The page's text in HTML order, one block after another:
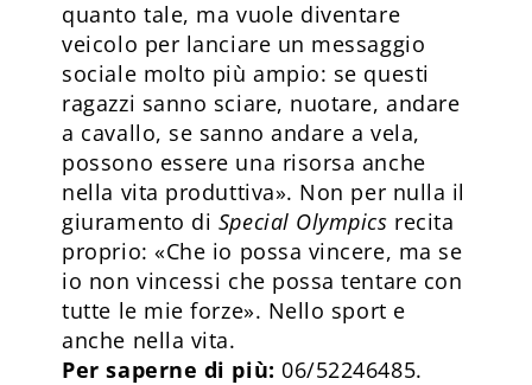
quanto tale, ma vuole diventare
veicolo per lanciare un messaggio
sociale molto più ampio: se questi
ragazzi sanno sciare, nuotare, andare
a cavallo, se sanno andare a vela,
possono essere una risorsa anche
nella vita produttiva». Non per nulla il
giuramento di Special Olympics recita
proprio: «Che io possa vincere, ma se
io non vincessi che possa tentare con
tutte le mie forze». Nello sport e
anche nella vita.
Per saperne di più: 06/52246485.